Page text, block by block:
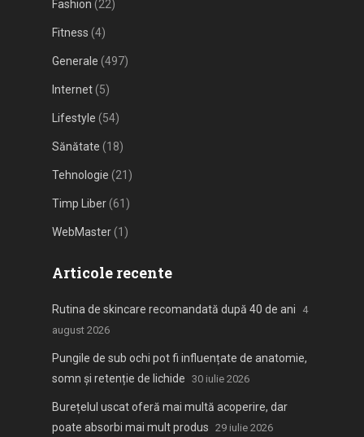
Fashion (22)
Fitness (4)
Generale (497)
Internet(5)
Lifestyle (54)
Sănătate (18)
Tehnologie (21)
Timp Liber(61)
WebMaster(1)
Articole recente
Rutina de skincare recomandată după 40 de ani
4
august 2026
Pungile de sub ochi pot fi influențate de anatomie,
somn și retenție de lichide 30 iulie 2026
Burețelul uscat oferă mai multă acoperire, dar
poate absorbi mai mult produs 29 iulie 2026